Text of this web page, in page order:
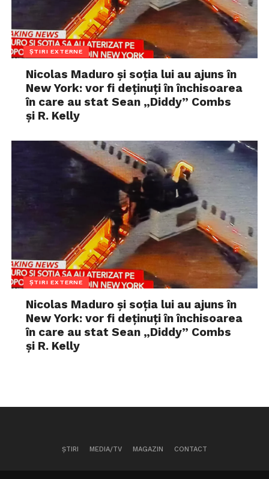
ȘTIRI EXTERNE
Nicolas Maduro și soția lui au ajuns în
New York: vor fi deținuți în închisoarea
în care au stat Sean „Diddy” Combs
și R. Kelly
ȘTIRI EXTERNE
Nicolas Maduro și soția lui au ajuns în
New York: vor fi deținuți în închisoarea
în care au stat Sean „Diddy” Combs
și R. Kelly
ȘTIRI MEDIA/TV MAGAZIN CONTACT